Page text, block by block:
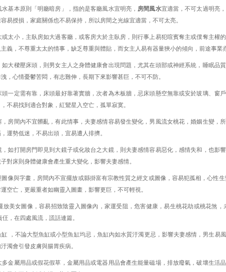
基本原則「明廳暗房」，指的是客廳風水宜明亮， 房間風水宜適當，不可太過明亮
易授損，家庭關係也不易保持，所以房間之光線宜適當，不可太亮。
太小，主臥房如大過客廳，或客房大於主臥房，則行事上易犯喧賓奪主或僕奪主權
義，不尊重太太的情事，缺乏尊重與體貼，而女主人易有器量狹小的傾向，前途事業
大樑壓床頭，則男女主人之身體健康會出現問題，尤其在頭部或神經系統，睡眠品
，心情憂鬱苦悶，有志難伸，長期下來影響甚巨，不可不防。
一定需有靠，床頭最好靠著實牆，次者為木板牆，忌床頭懸空無靠或安於玻璃、窗
不易找到適合對象，紅鸞星入空亡，孤單寂寞。
房間內不宜髒亂，有此情事，夫妻感情容易發生變化，男風流女桃花，婚姻生變，
運勢低迷，不易出頭，宜易遭人排擠。
如打開房門即見到大鏡子或化妝台之大鏡，則夫妻感情容易惡化，感情失和，也影
對床則身體健康會產生重大變化，影響夫妻感情。
像與字畫，房間內不宣擺放或縣掛富有宗教性質之經文或圖像，容易犯孤相，心性
空亡，更嚴重者如幽靈入圖畫，影響更巨，不可輕視。
放美女圖像，容易招致陰靈入圖像內，家運受阻，危害健康，易生桃花劫或桃花煞
，在四處風流，謊話連篇。
，不論大型魚缸或小型魚缸均忌，魚缸內如水質汙濁更忌，影響夫妻感情，男生易
濁會引發皮膚與腸胃疾病。
金屬用品或假花假草，金屬用品或電器用品會產生能量磁場，排放廢氣，破壞生活